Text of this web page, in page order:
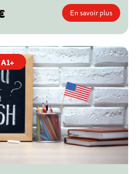
En savoir plus